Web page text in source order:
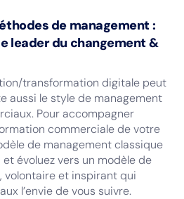
de management :
leader du changement &
transformation digitale peut
aussi le style de management
Pour accompagner
commerciale de votre
de management classique
évoluez vers un modèle de
volontaire et inspirant qui
l’envie de vous suivre.